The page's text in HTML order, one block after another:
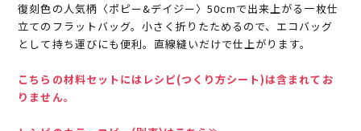
復刻色の人気柄〈ポピー&デイジー〉50cmで出来上がる一枚仕
立てのフラットバッグ。小さく折りたためるので、エコバッグ
として持ち運びにも便利。直線縫いだけで仕上がります。
こちらの材料セットにはレシピ(つくり方シート)は含まれてお
りません。